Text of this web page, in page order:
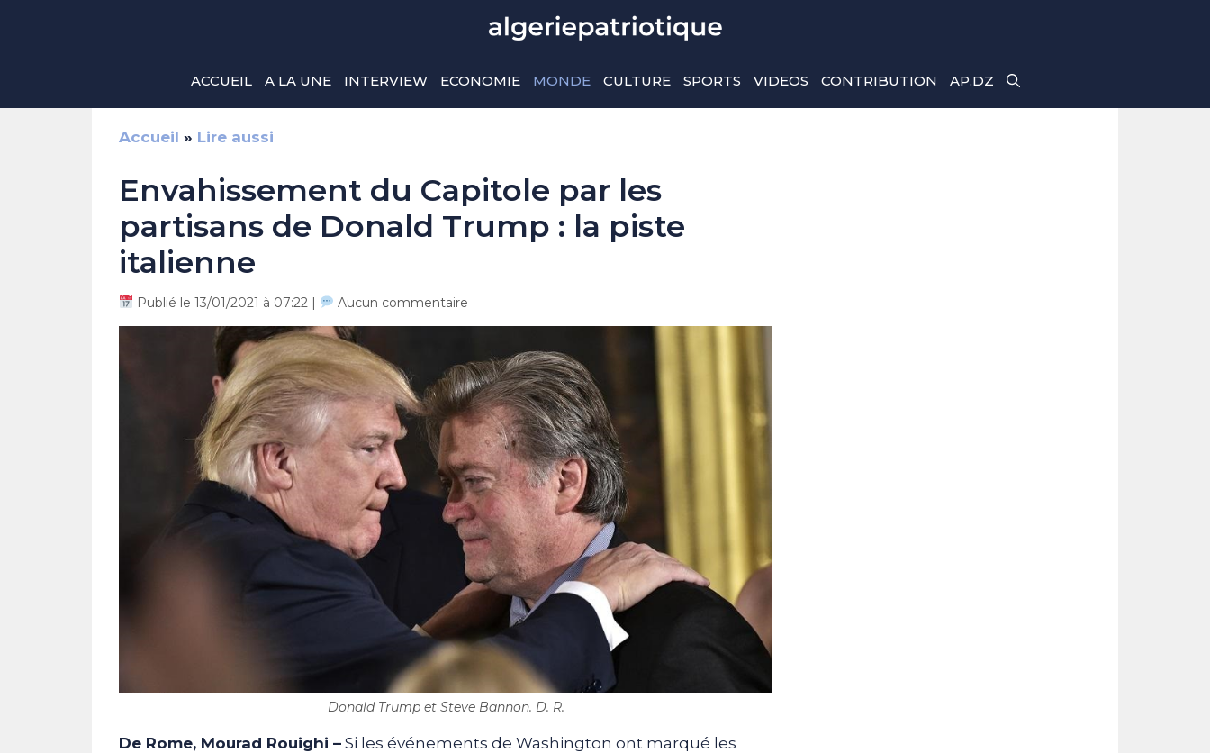
ACCUEIL A LA UNE INTERVIEW ECONOMIE MONDE CULTURE SPORTS VIDEOS CONTRIBUTION AP.DZ
Accueil » Lire aussi
Envahissement du Capitole par les
partisans de Donald Trump : la piste
italienne
Publié le 13/01/2021 à 07:22 | Aucun commentaire
Donald Trump et Steve Bannon. D. R.
De Rome, Mourad Rouighi – Si les événements de Washington ont marqué les